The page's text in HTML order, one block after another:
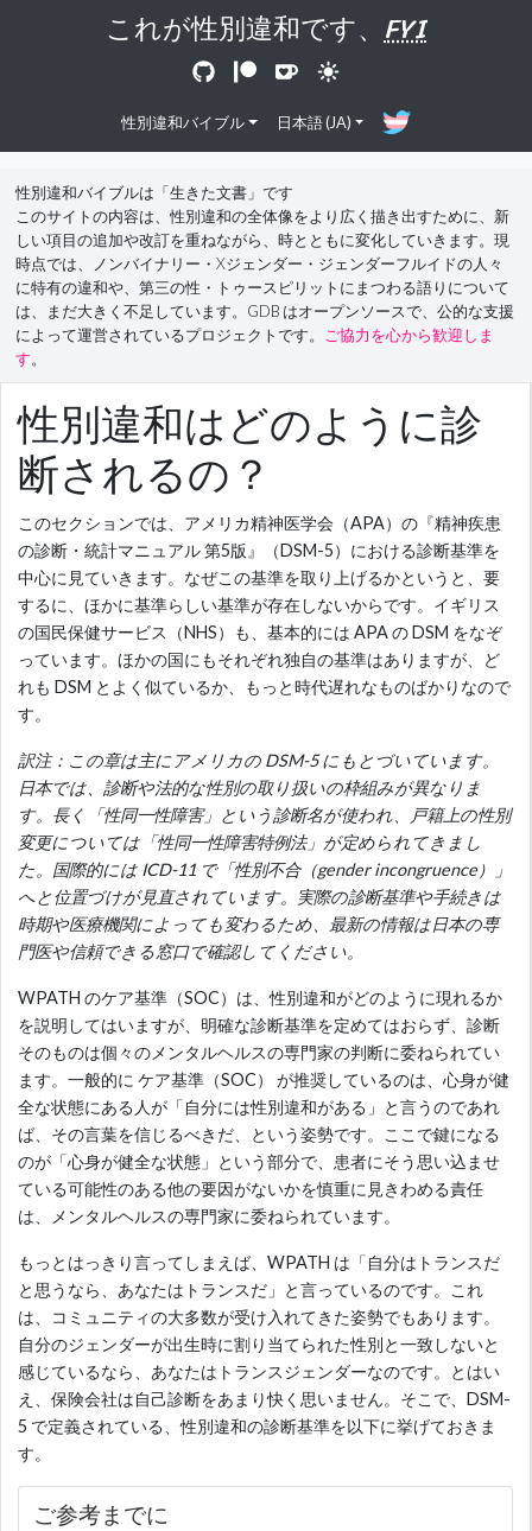
これが性別違和です、FYI
性別違和バイブル 日本語 (JA)
性別違和バイブルは「生きた文書」です
このサイトの内容は、性別違和の全体像をより広く描き出すために、新
しい項目の追加や改訂を重ねながら、時とともに変化していきます。現
時点では、ノンバイナリー・Xジェンダー・ジェンダーフルイドの人々
に特有の違和や、第三の性・トゥースピリットにまつわる語りについて
は、まだ大きく不足しています。GDB はオープンソースで、公的な支援
によって運営されているプロジェクトです。
ご協力を心から歓迎しま
す。
性別違和はどのように診
断されるの？
このセクションでは、アメリカ精神医学会（APA）の『精神疾患
の診断・統計マニュアル 第5版』（DSM-5）における診断基準を
中心に見ていきます。なぜこの基準を取り上げるかというと、要
するに、ほかに基準らしい基準が存在しないからです。イギリス
の国民保健サービス（NHS）も、基本的には APA の DSM をなぞ
っています。ほかの国にもそれぞれ独自の基準はありますが、ど
れも DSM とよく似ているか、もっと時代遅れなものばかりなので
す。
訳注：この章は主にアメリカの DSM-5 にもとづいています。
日本では、診断や法的な性別の取り扱いの枠組みが異なりま
す。長く「性同一性障害」という診断名が使われ、戸籍上の性別
変更については「性同一性障害特例法」が定められてきまし
た。国際的には ICD-11 で「性別不合（gender incongruence）」
へと位置づけが見直されています。実際の診断基準や手続きは
時期や医療機関によっても変わるため、最新の情報は日本の専
門医や信頼できる窓口で確認してください。
WPATH のケア基準（SOC）は、性別違和がどのように現れるか
を説明してはいますが、明確な診断基準を定めてはおらず、診断
そのものは個々のメンタルヘルスの専門家の判断に委ねられてい
ます。一般的に ケア基準（SOC） が推奨しているのは、心身が健
全な状態にある人が「自分には性別違和がある」と言うのであれ
ば、その言葉を信じるべきだ、という姿勢です。ここで鍵になる
のが「心身が健全な状態」という部分で、患者にそう思い込ませ
ている可能性のある他の要因がないかを慎重に見きわめる責任
は、メンタルヘルスの専門家に委ねられています。
もっとはっきり言ってしまえば、WPATH は「自分はトランスだ
と思うなら、あなたはトランスだ」と言っているのです。これ
は、コミュニティの大多数が受け入れてきた姿勢でもあります。
自分のジェンダーが出生時に割り当てられた性別と一致しないと
感じているなら、あなたはトランスジェンダーなのです。とはい
え、保険会社は自己診断をあまり快く思いません。そこで、DSM-
5 で定義されている、性別違和の診断基準を以下に挙げておきま
す。
ご参考までに